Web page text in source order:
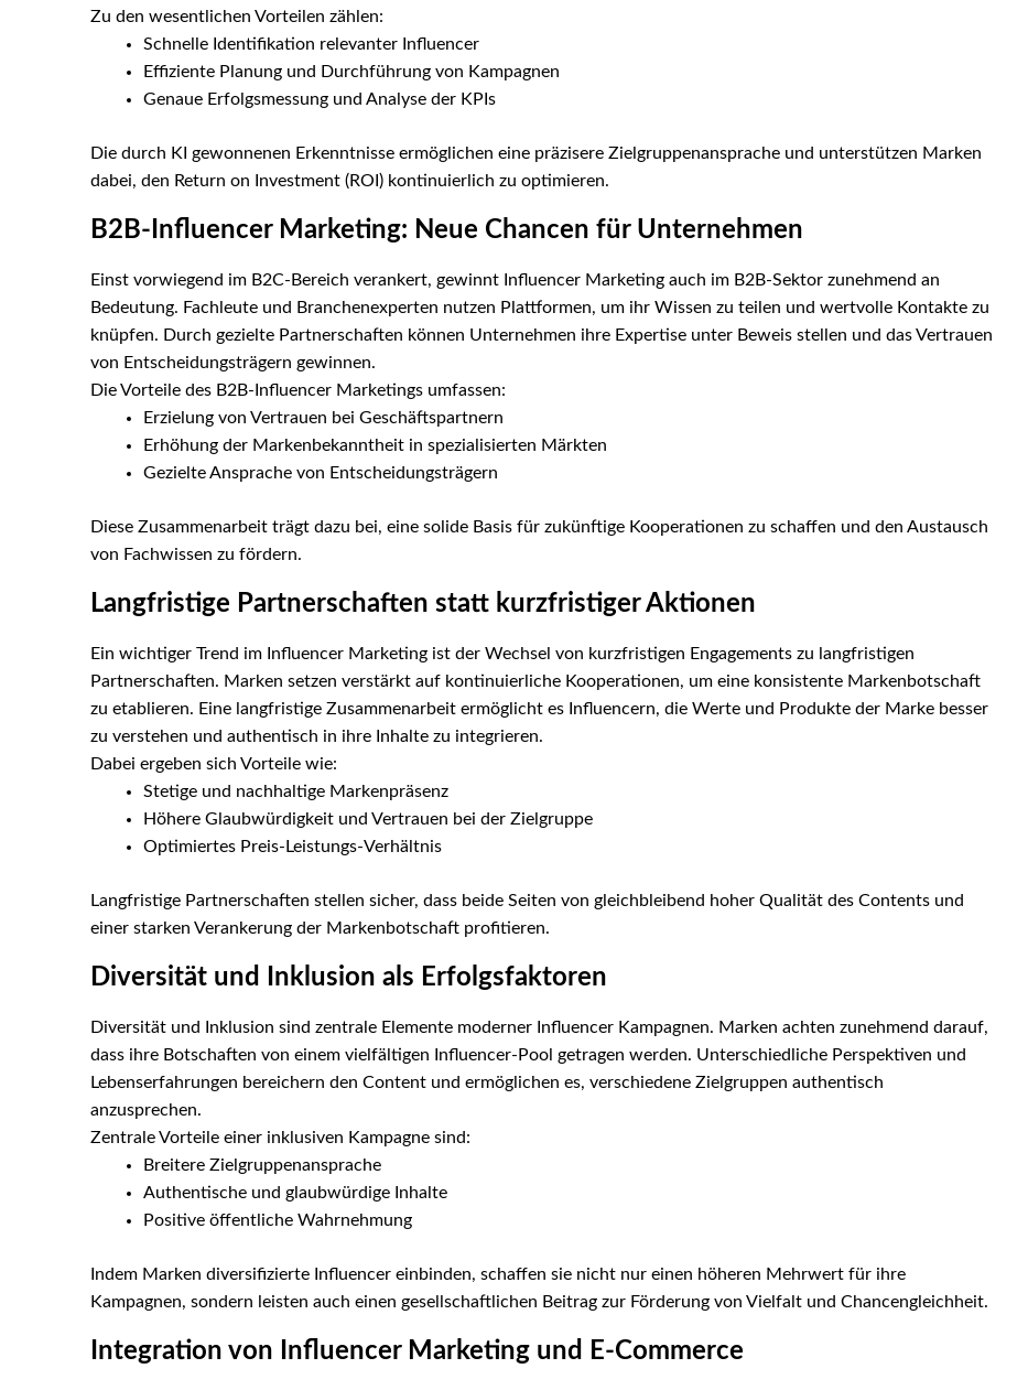
Zu den wesentlichen Vorteilen zählen:
Schnelle Identifikation relevanter Influencer
Effiziente Planung und Durchführung von Kampagnen
Genaue Erfolgsmessung und Analyse der KPIs
Die durch KI gewonnenen Erkenntnisse ermöglichen eine präzisere Zielgruppenansprache und unterstützen Marken
dabei, den Return on Investment (ROI) kontinuierlich zu optimieren.
B2B-Influencer Marketing: Neue Chancen für Unternehmen
Einst vorwiegend im B2C-Bereich verankert, gewinnt Influencer Marketing auch im B2B-Sektor zunehmend an
Bedeutung. Fachleute und Branchenexperten nutzen Plattformen, um ihr Wissen zu teilen und wertvolle Kontakte zu
knüpfen. Durch gezielte Partnerschaften können Unternehmen ihre Expertise unter Beweis stellen und das Vertrauen
von Entscheidungsträgern gewinnen.
Die Vorteile des B2B-Influencer Marketings umfassen:
Erzielung von Vertrauen bei Geschäftspartnern
Erhöhung der Markenbekanntheit in spezialisierten Märkten
Gezielte Ansprache von Entscheidungsträgern
Diese Zusammenarbeit trägt dazu bei, eine solide Basis für zukünftige Kooperationen zu schaffen und den Austausch
von Fachwissen zu fördern.
Langfristige Partnerschaften statt kurzfristiger Aktionen
Ein wichtiger Trend im Influencer Marketing ist der Wechsel von kurzfristigen Engagements zu langfristigen
Partnerschaften. Marken setzen verstärkt auf kontinuierliche Kooperationen, um eine konsistente Markenbotschaft
zu etablieren. Eine langfristige Zusammenarbeit ermöglicht es Influencern, die Werte und Produkte der Marke besser
zu verstehen und authentisch in ihre Inhalte zu integrieren.
Dabei ergeben sich Vorteile wie:
Stetige und nachhaltige Markenpräsenz
Höhere Glaubwürdigkeit und Vertrauen bei der Zielgruppe
Optimiertes Preis-Leistungs-Verhältnis
Langfristige Partnerschaften stellen sicher, dass beide Seiten von gleichbleibend hoher Qualität des Contents und
einer starken Verankerung der Markenbotschaft profitieren.
Diversität und Inklusion als Erfolgsfaktoren
Diversität und Inklusion sind zentrale Elemente moderner Influencer Kampagnen. Marken achten zunehmend darauf,
dass ihre Botschaften von einem vielfältigen Influencer-Pool getragen werden. Unterschiedliche Perspektiven und
Lebenserfahrungen bereichern den Content und ermöglichen es, verschiedene Zielgruppen authentisch
anzusprechen.
Zentrale Vorteile einer inklusiven Kampagne sind:
Breitere Zielgruppenansprache
Authentische und glaubwürdige Inhalte
Positive öffentliche Wahrnehmung
Indem Marken diversifizierte Influencer einbinden, schaffen sie nicht nur einen höheren Mehrwert für ihre
Kampagnen, sondern leisten auch einen gesellschaftlichen Beitrag zur Förderung von Vielfalt und Chancengleichheit.
Integration von Influencer Marketing und E-Commerce